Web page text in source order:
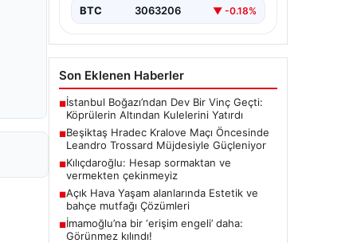
BTC 3063206 ▼ -0.18%
Son Eklenen Haberler
■İstanbul Boğazı’ndan Dev Bir Vinç Geçti:
Köprülerin Altından Kulelerini Yatırdı
■Beşiktaş Hradec Kralove Maçı Öncesinde
Leandro Trossard Müjdesiyle Güçleniyor
■Kılıçdaroğlu: Hesap sormaktan ve
vermekten çekinmeyiz
■Açık Hava Yaşam alanlarında Estetik ve
bahçe mutfağı Çözümleri
■İmamoğlu’na bir ‘erişim engeli’ daha:
Görünmez kılındı!